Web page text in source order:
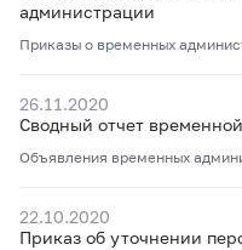
администрации
Приказы о временных
26.11.2020
Сводный отчет
Объявления временных
22.10.2020
Приказ об уточнении